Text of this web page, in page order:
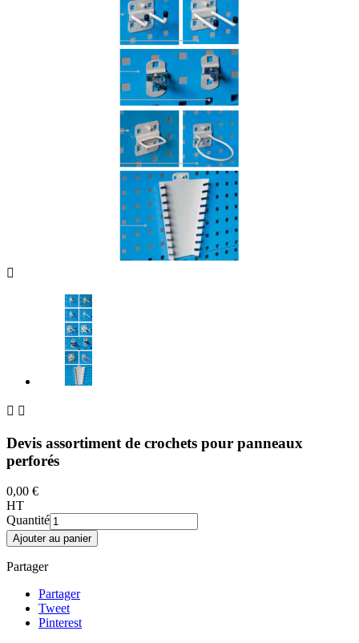

 
Devis assortiment de crochets pour panneaux
perforés
0,00 €
HT
Quantité
Ajouter au panier
Partager
Partager
Tweet
Pinterest